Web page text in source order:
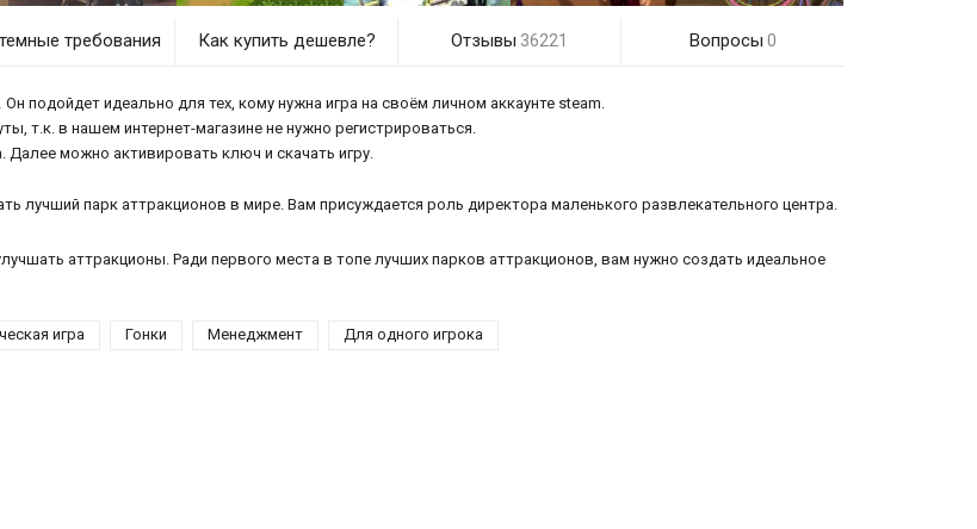
требования Как купить дешевле? Отзывы 36221 Вопросы 0
Он подойдет идеально для тех, кому нужна игра на своём личном аккаунте steam.
т.к. в нашем интернет-магазине не нужно регистрироваться.
можно активировать ключ и скачать игру.
лучший парк аттракционов в мире. Вам присуждается роль директора маленького развлекательного центра.
аттракционы. Ради первого места в топе лучших парков аттракционов, вам нужно создать идеальное
игра Гонки Менеджмент Для одного игрока